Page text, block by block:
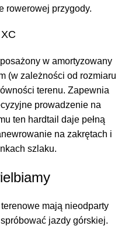
rowerowej przygody.
w amortyzowany
(w zależności od rozmiaru
terenu. Zapewnia
prowadzenie na
ten hardtail daje pełną
na zakrętach i
szlaku.
mają nieodparty
jazdy górskiej.